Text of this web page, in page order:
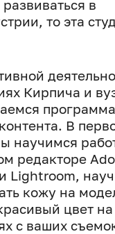
в
то эта
Кирпича и
В
научимся
редакторе
Lightroom,
кожу на
цвет на
с ваших